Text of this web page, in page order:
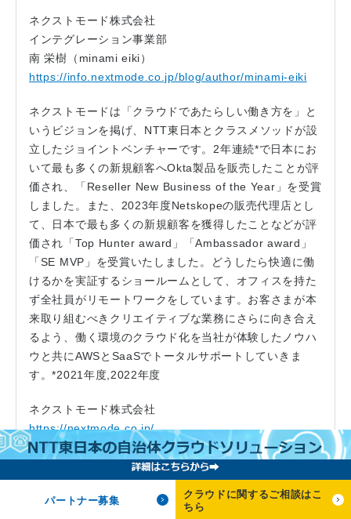
ネクストモード株式会社
インテグレーション事業部
南 栄樹（minami eiki）
https://info.nextmode.co.jp/blog/author/minami-eiki
ネクストモードは「クラウドであたらしい働き方を」と
いうビジョンを掲げ、NTT東日本とクラスメソッドが設
立したジョイントベンチャーです。2年連続*で日本にお
いて最も多くの新規顧客へOkta製品を販売したことが評
価され、「Reseller New Business of the Year」を受賞
しました。また、2023年度Netskopeの販売代理店とし
て、日本で最も多くの新規顧客を獲得したことなどが評
価され「Top Hunter award」「Ambassador award」
「SE MVP」を受賞いたしました。どうしたら快適に働
けるかを実証するショールームとして、オフィスを持た
ず全社員がリモートワークをしています。お客さまが本
来取り組むべきクリエイティブな業務にさらに向き合え
るよう、働く環境のクラウド化を当社が体験したノウハ
ウと共にAWSとSaaSでトータルサポートしていきま
す。*2021年度,2022年度
ネクストモード株式会社
https://nextmode.co.jp/
パートナー募集
クラウドに関するご相談はこ
ちら